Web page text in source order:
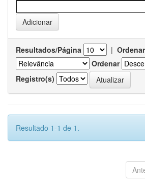
Resultados/Página |
Ordenar
Registro(s)
Resultado 1-1 de 1.